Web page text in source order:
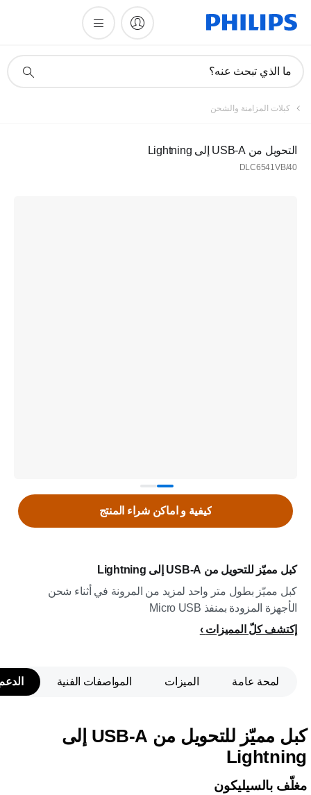
دعم
ما الذي تبحث عنه؟
كبلات المزامنة والشحن
التحويل من USB-A إلى Lightning
DLC6541VB/40
كبل مميّز للتحويل من USB-A إلى Lightning
كبل مميّز بطول متر واحد لمزيد من المرونة في أثناء شحن
الأجهزة المزودة بمنفذ Micro USB
إكتشف كلّ المميزات
كيفية و اماكن شراء المنتج
لمحة عامة الميزات المواصفات الفنية
كبل مميّز للتحويل من USB-A إلى
Lightning
مغلّف بالسيليكون